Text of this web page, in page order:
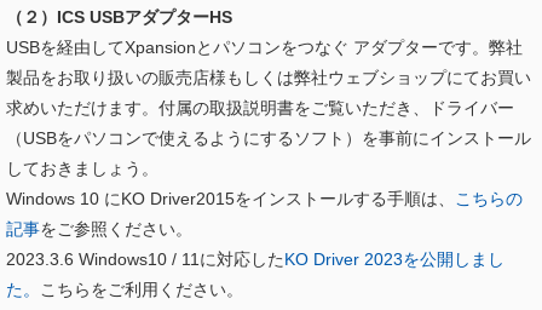
（２）ICS USBアダプターHS
USBを経由してXpansionとパソコンをつなぐ アダプターです。弊社
製品をお取り扱いの販売店様もしくは弊社ウェブショップにてお買い
求めいただけます。付属の取扱説明書をご覧いただき、ドライバー
（USBをパソコンで使えるようにするソフト）を事前にインストール
しておきましょう。
Windows 10 にKO Driver2015をインストールする手順は、
こちらの
記事をご参照ください。
2023.3.6 Windows10 / 11に対応したKO Driver 2023を公開しまし
た。
こちらをご利用ください。